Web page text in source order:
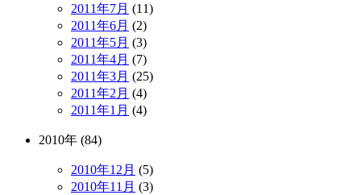
2011年7月 (11)
2011年6月 (2)
2011年5月 (3)
2011年4月 (7)
2011年3月 (25)
2011年2月 (4)
2011年1月 (4)
2010年 (84)
2010年12月 (5)
2010年11月 (3)